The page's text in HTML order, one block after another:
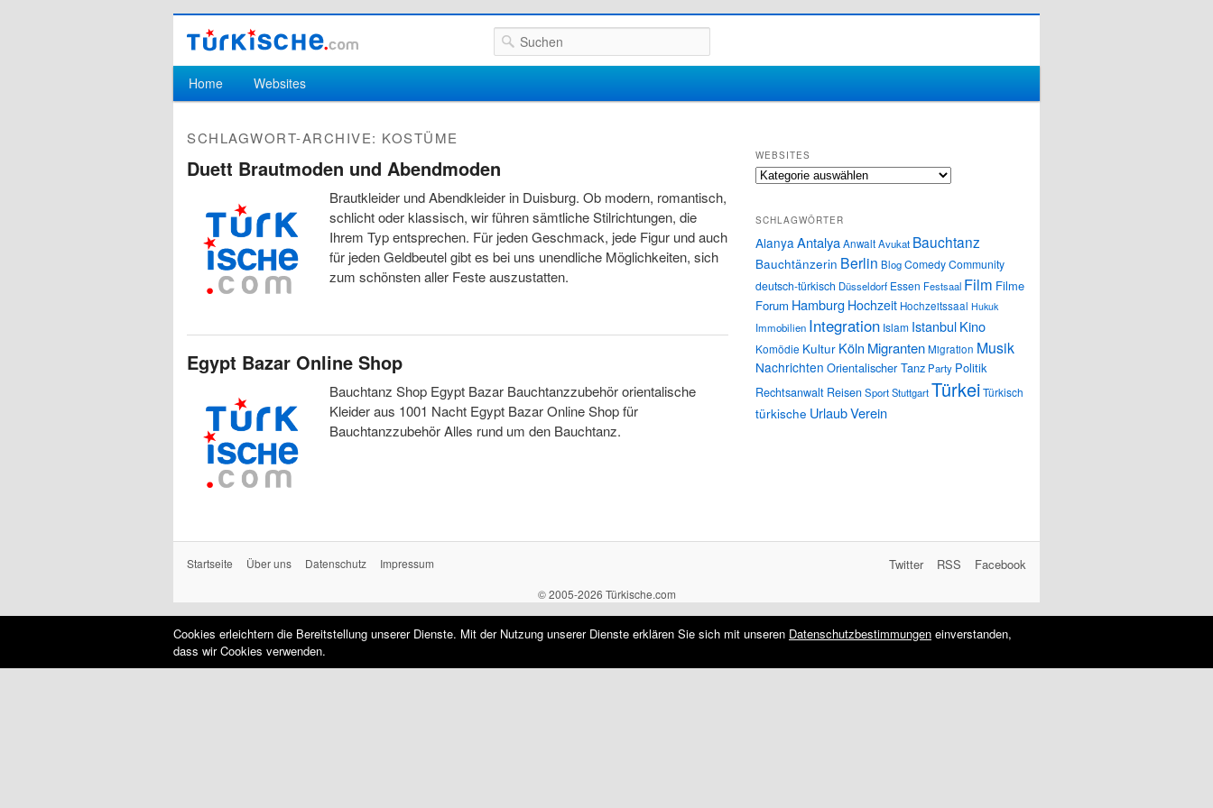
Suchen
Hauptmenü
Zum Inhalt wechseln
Zum sekundären Inhalt wechseln
Home Websites
SCHLAGWORT-ARCHIVE: KOSTÜME
Duett Brautmoden und Abendmoden
Brautkleider und Abendkleider in Duisburg. Ob modern, romantisch,
schlicht oder klassisch, wir führen sämtliche Stilrichtungen, die
Ihrem Typ entsprechen. Für jeden Geschmack, jede Figur und auch
für jeden Geldbeutel gibt es bei uns unendliche Möglichkeiten, sich
zum schönsten aller Feste auszustatten.
Egypt Bazar Online Shop
Bauchtanz Shop Egypt Bazar Bauchtanzzubehör orientalische
Kleider aus 1001 Nacht Egypt Bazar Online Shop für
Bauchtanzzubehör Alles rund um den Bauchtanz.
WEBSITES
Websites
SCHLAGWÖRTER
Alanya AntalyaAnwaltAvukat Bauchtanz
Bauchtänzerin Berlin BlogComedyCommunity
deutsch-türkisch Düsseldorf Essen Festsaal Film Filme
Forum Hamburg Hochzeit Hochzeitssaal Hukuk
Immobilien Integration Islam IstanbulKino
Komödie Kultur Köln MigrantenMigration Musik
Nachrichten Orientalischer Tanz Party Politik
Rechtsanwalt ReisenSportStuttgartTürkeiTürkisch
türkische UrlaubVerein
Startseite Über uns Datenschutz Impressum Facebook
RSS
Twitter
© 2005-2026 Türkische.com
Cookies erleichtern die Bereitstellung unserer Dienste. Mit der Nutzung unserer Dienste erklären Sie sich mit unseren Datenschutzbestimmungen einverstanden,
dass wir Cookies verwenden.